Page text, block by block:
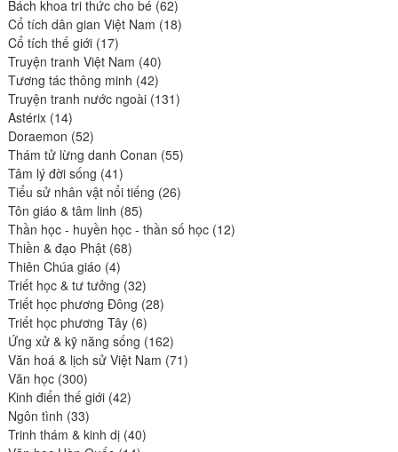
produits
Bách khoa tri thức cho bé 6262
produits
Cổ tích dân gian Việt Nam 1818
Cổ tích thế giới 1717
produits
Truyện tranh Việt Nam 4040
produits
Tương tác thông minh 4242
produits
Truyện tranh nước ngoài 131131
Astérix 1414
produits
Doraemon 5252
produits
Thám tử lừng danh Conan 5555
Tâm lý đời sống 4141
produits
Tiểu sử nhân vật nổi tiếng 2626
Tôn giáo & tâm linh 8585
produits
Thần học - huyền học - thần số học 1212
Thiền & đạo Phật 6868
Thiên Chúa giáo 44
produits
Triết học & tư tưởng 3232
produits
Triết học phương Đông 2828
Triết học phương Tây 66
produits
Ứng xử & kỹ năng sống 162162
produits
Văn hoá & lịch sử Việt Nam 7171
Văn học 300300
produits
Kinh điển thế giới 4242
Ngôn tình 3333
produits
Trinh thám & kinh dị 4040